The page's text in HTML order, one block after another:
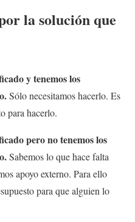
la solución que
y tenemos los
Sólo necesitamos hacerlo. Es
para hacerlo.
pero no tenemos los
Sabemos lo que hace falta
apoyo externo. Para ello
para que alguien lo